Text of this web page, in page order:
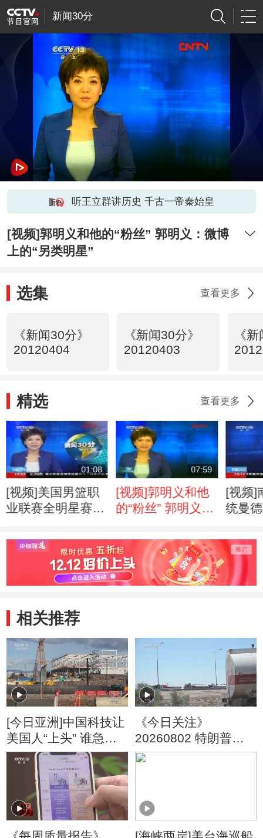
新闻30分
听王立群讲历史 千古一帝秦始皇
[视频]郭明义和他的“粉丝” 郭明义：微博
上的“另类明星”
选集 查看更多
《新闻30分》
20120404
《新闻30分》
20120403
《
精选 查看更多
01:08
[视频]美国男篮职
业联赛全明星赛：
兰特荣膺最佳
07:59
[视频]郭明义和他
的“粉丝” 郭明义：
星”
[视频]
统曼
相关推荐
[今日亚洲]中国科技让
美国人“上头” 谁急
了？
《今日关注》
20260802 特朗普叫
停“最大规模”打击 伊